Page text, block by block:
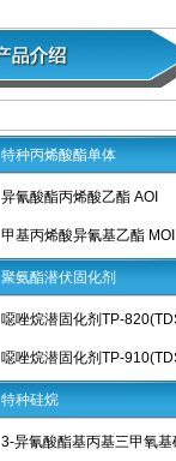
特种丙烯酸酯单体
异氰酸酯丙烯酸乙酯 AOI
甲基丙烯酸异氰基乙酯 MOI
聚氨酯潜伏固化剂
噁唑烷潜固化剂TP-
噁唑烷潜固化剂TP-
特种硅烷
3-异氰酸酯基丙基三甲氧基